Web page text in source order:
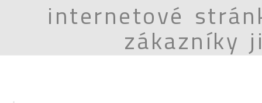
internetové
zákazníky